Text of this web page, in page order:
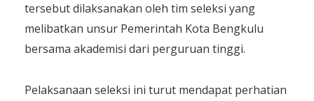
tersebut dilaksanakan oleh tim seleksi yang
melibatkan unsur Pemerintah Kota Bengkulu
bersama akademisi dari perguruan tinggi.
Pelaksanaan seleksi ini turut mendapat perhatian